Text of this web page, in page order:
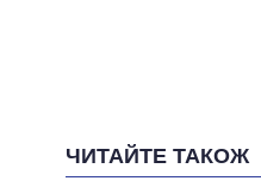
ЧИТАЙТЕ ТАКОЖ